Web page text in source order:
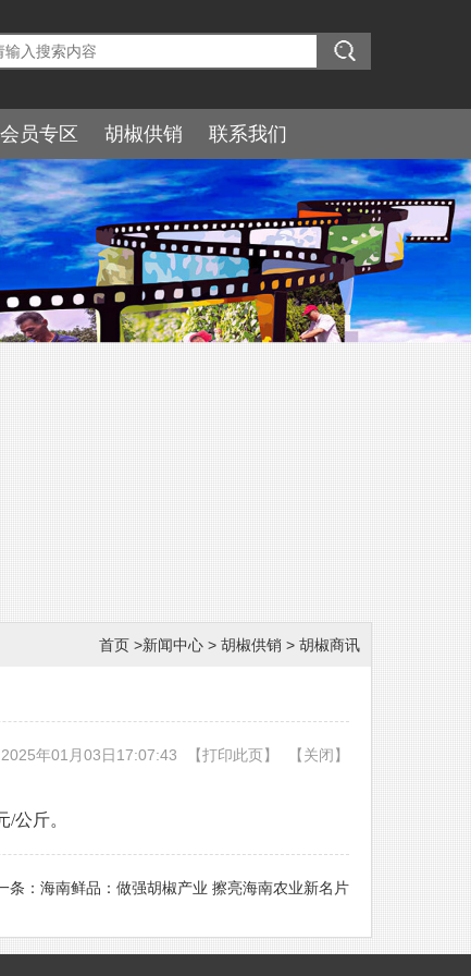
会员专区 胡椒供销 联系我们
首页 >新闻中心 > 胡椒供销 > 胡椒商讯
年01月03日17:07:43 【打印此页】 【关闭】
公斤。
条： 海南鲜品：做强胡椒产业 擦亮海南农业新名片